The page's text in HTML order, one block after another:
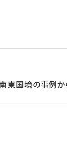
東国境の事例か